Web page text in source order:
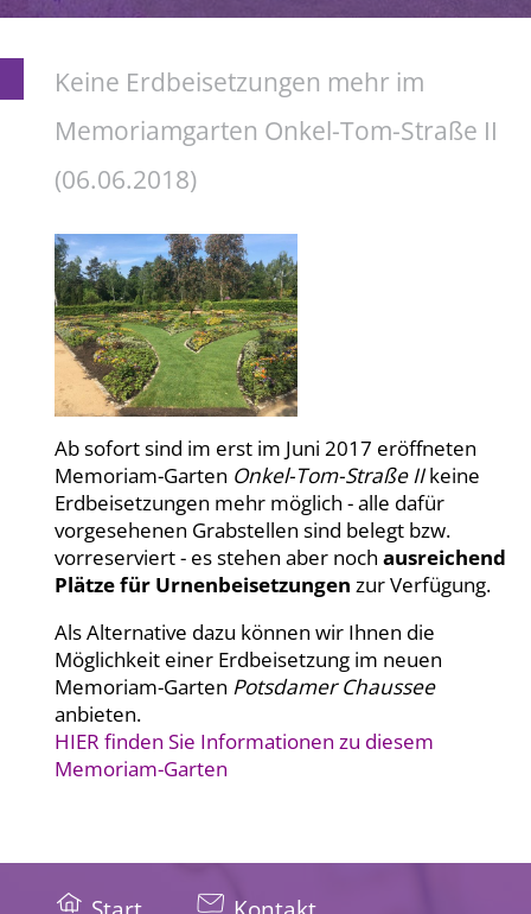
Keine Erdbeisetzungen mehr im
Memoriamgarten Onkel-Tom-Straße II
(06.06.2018)
Ab sofort sind im erst im Juni 2017 eröffneten
Memoriam-Garten Onkel-Tom-Straße IIkeine
Erdbeisetzungen mehr möglich - alle dafür
vorgesehenen Grabstellen sind belegt bzw.
vorreserviert - es stehen aber noch ausreichend
Plätze für Urnenbeisetzungen zur Verfügung.
Als Alternative dazu können wir Ihnen die
Möglichkeit einer Erdbeisetzung im neuen
Memoriam-Garten Potsdamer Chaussee
anbieten.
HIER finden Sie Informationen zu diesem
Memoriam-Garten